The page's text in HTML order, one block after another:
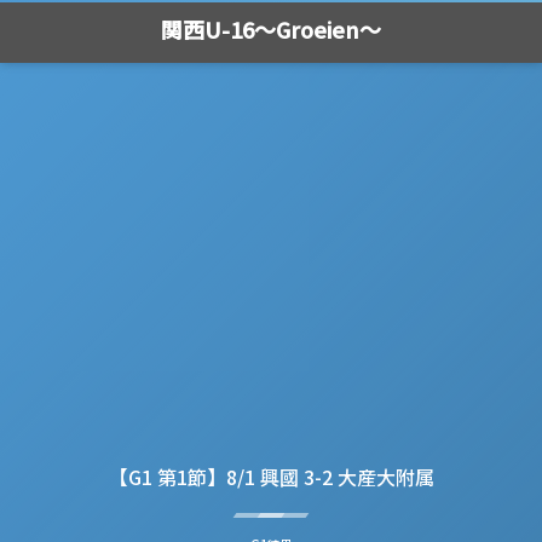
関西U-16～Groeien～
【G1 第1節】8/1 興國 3-2 大産大附属